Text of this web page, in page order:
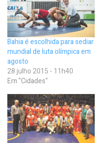
Bahia é escolhida para sediar
mundial de luta olímpica em
agosto
28 julho 2015 - 11h40
Em "Cidades"